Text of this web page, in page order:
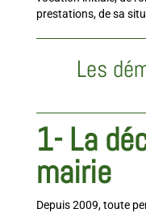
prestations, de sa
Les
1- La
mairie
Depuis 2009, toute